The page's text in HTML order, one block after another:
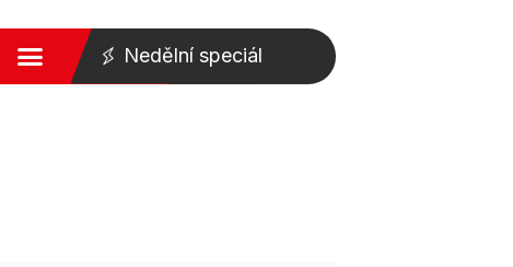
Nedělní speciál